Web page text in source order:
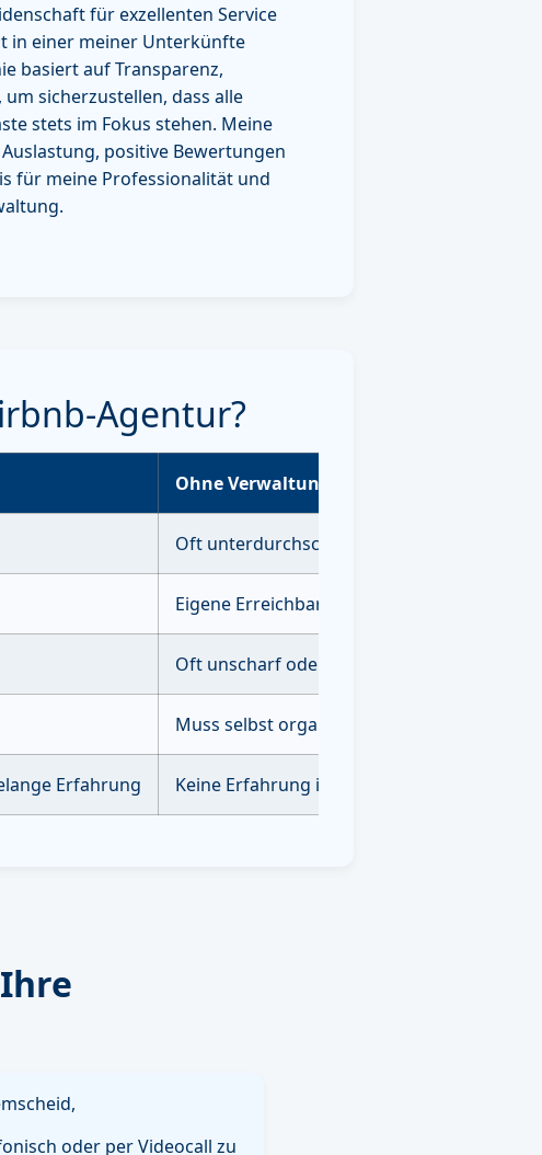
für exzellenten Service
in einer meiner Unterkünfte
basiert auf Transparenz,
sicherzustellen, dass alle
stets im Fokus stehen. Meine
positive Bewertungen
für meine Professionalität und
Agentur?
Ohne Verwaltung
Oft unterdurchschnittlich ohne Strategie
Eigene Erreichbarkeit erforderlich
Oft unscharf oder unvollständig
Muss selbst organisiert & durchgeführt
Erfahrung Keine Erfahrung im Bereich der AI
oder per Videocall zu